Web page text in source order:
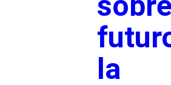
la